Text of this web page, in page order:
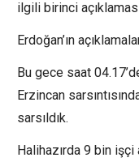
ilgili birinci
Erdoğan’ın
Bu gece saat
Erzincan
sarsıldık.
Halihazırda 9 bin işçi